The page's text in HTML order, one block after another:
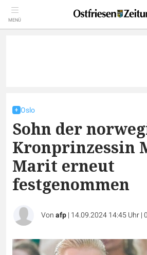
MENÜ
Oslo
Sohn der
Kronprinzessin
Marit erneut
festgenommen
Vonafp| 14.09.2024 14:45 Uhr|0